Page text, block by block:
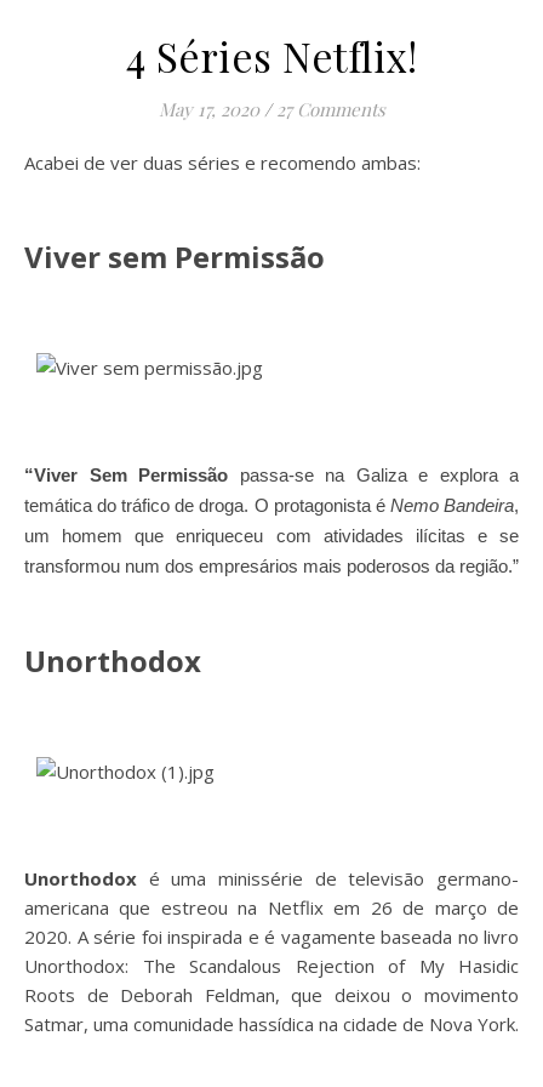
4 Séries Netflix!
May 17, 2020 / 27 Comments
Acabei de ver duas séries e recomendo ambas:
Viver sem Permissão
“Viver Sem Permissão passa-se na Galiza e explora a
temática do tráfico de droga. O protagonista éNemo Bandeira,
um homem que enriqueceu com atividades ilícitas e se
transformou num dos empresários mais poderosos da região.”
Unorthodox
Unorthodox é uma minissérie de televisão germano-
americana que estreou na Netflix em 26 de março de
2020. A série foi inspirada e é vagamente baseada no livro
Unorthodox: The Scandalous Rejection of My Hasidic
Roots de Deborah Feldman, que deixou o movimento
Satmar, uma comunidade hassídica na cidade de Nova York.